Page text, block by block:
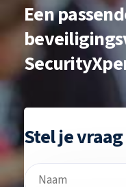
Een
Stel je
Naam